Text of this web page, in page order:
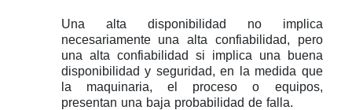
Una alta disponibilidad no implica
necesariamente una alta confiabilidad, pero
una alta confiabilidad si implica una buena
disponibilidad y seguridad, en la medida que
la maquinaria, el proceso o equipos,
presentan una baja probabilidad de falla.